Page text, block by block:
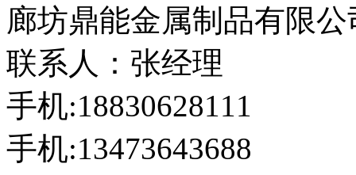
廊坊鼎能金属制品有限公
联系人：张经理
手机:18830628111
手机:13473643688